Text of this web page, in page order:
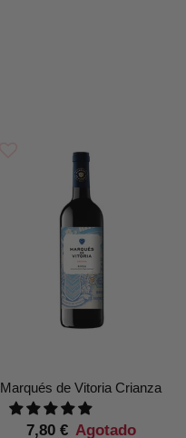
Marqués de Vitoria Crianza
7,80 € Agotado